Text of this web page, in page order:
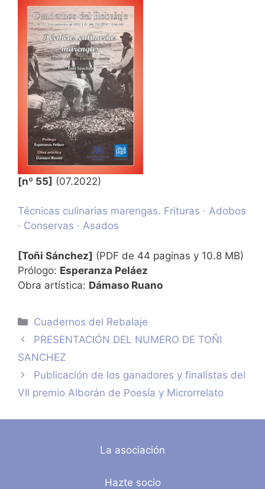
[nº 55] (07.2022)
Técnicas culinarias marengas. Frituras · Adobos
· Conservas · Asados
[Toñi Sánchez] (PDF de 44 paginas y 10.8 MB)
Prólogo: Esperanza Peláez
Obra artística: Dámaso Ruano
Categorías
Cuadernos del Rebalaje
PRESENTACIÓN DEL NUMERO DE TOÑI
SANCHEZ
Publicación de los ganadores y finalistas del
VII premio Alborán de Poesía y Microrrelato
La asociación
Hazte socio